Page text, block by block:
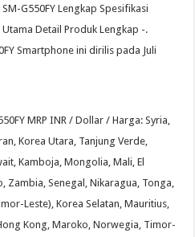
G550FY Lengkap Spesifikasi
Detail Produk Lengkap -.
Smartphone ini dirilis pada Juli
MRP INR / Dollar / Harga: Syria,
Korea Utara, Tanjung Verde,
Kamboja, Mongolia, Mali, El
Zambia, Senegal, Nikaragua, Tonga,
Leste), Korea Selatan, Mauritius,
Kong, Maroko, Norwegia, Timor-